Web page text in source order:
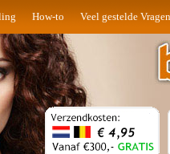
How-to Veel gestelde Vragen